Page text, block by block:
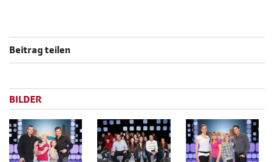
Beitrag teilen
BILDER